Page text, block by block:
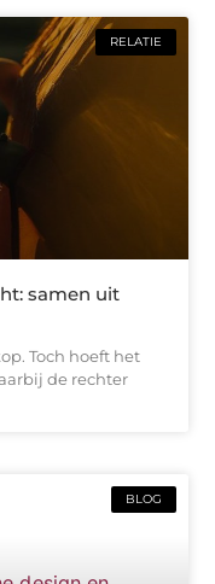
RELATIE
samen uit
Toch hoeft het
de rechter
BLOG